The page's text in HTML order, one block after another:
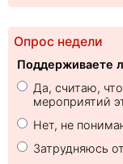
Опрос недели
Поддерживаете
Да, считаю,
мероприятий
Нет, не
Затрудняюсь